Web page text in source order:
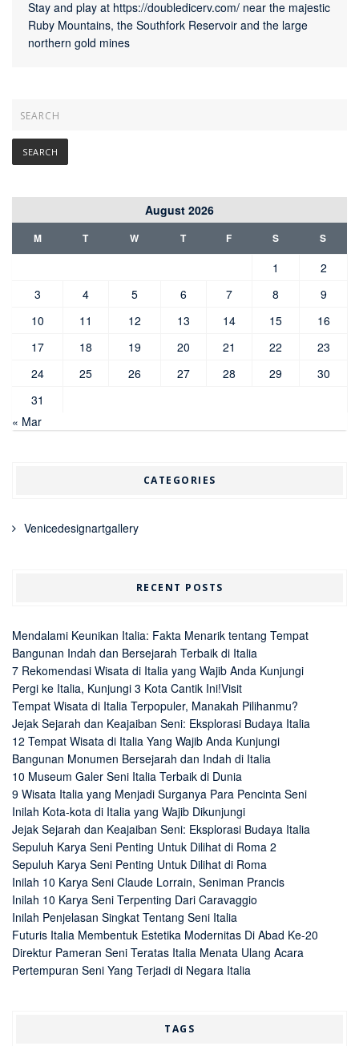
Stay and play at https://doubledicerv.com/ near the majestic
Ruby Mountains, the Southfork Reservoir and the large
northern gold mines
August 2026
M T W T F S S
1
2
3
4 5 6 7 8
9
10
11 12 13 14 15
16
17
18 19 20 21 22
23
24
25 26 27 28 29
30
31
« Mar
CATEGORIES
Venicedesignartgallery
RECENT POSTS
Mendalami Keunikan Italia: Fakta Menarik tentang Tempat
Bangunan Indah dan Bersejarah Terbaik di Italia
7 Rekomendasi Wisata di Italia yang Wajib Anda Kunjungi
Pergi ke Italia, Kunjungi 3 Kota Cantik Ini!Visit
Tempat Wisata di Italia Terpopuler, Manakah Pilihanmu?
Jejak Sejarah dan Keajaiban Seni: Eksplorasi Budaya Italia
12 Tempat Wisata di Italia Yang Wajib Anda Kunjungi
Bangunan Monumen Bersejarah dan Indah di Italia
10 Museum Galer Seni Italia Terbaik di Dunia
9 Wisata Italia yang Menjadi Surganya Para Pencinta Seni
Inilah Kota-kota di Italia yang Wajib Dikunjungi
Jejak Sejarah dan Keajaiban Seni: Eksplorasi Budaya Italia
Sepuluh Karya Seni Penting Untuk Dilihat di Roma 2
Sepuluh Karya Seni Penting Untuk Dilihat di Roma
Inilah 10 Karya Seni Claude Lorrain, Seniman Prancis
Inilah 10 Karya Seni Terpenting Dari Caravaggio
Inilah Penjelasan Singkat Tentang Seni Italia
Futuris Italia Membentuk Estetika Modernitas Di Abad Ke-20
Direktur Pameran Seni Teratas Italia Menata Ulang Acara
Pertempuran Seni Yang Terjadi di Negara Italia
TAGS